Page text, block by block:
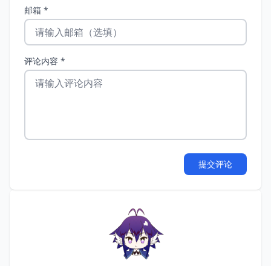
邮箱 *
评论内容 *
提交评论